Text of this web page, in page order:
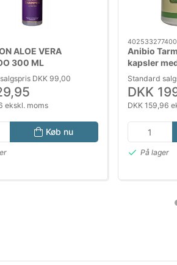
ALOE VERA
300 ML
DKK 99,00
ekskl. moms
Køb nu
Anibio
kapsler
kat
Standard
DKK
DKK 159,96
På lager